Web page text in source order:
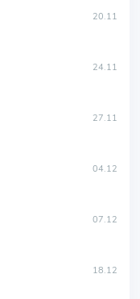
20.11
24.11
27.11
04.12
07.12
18.12